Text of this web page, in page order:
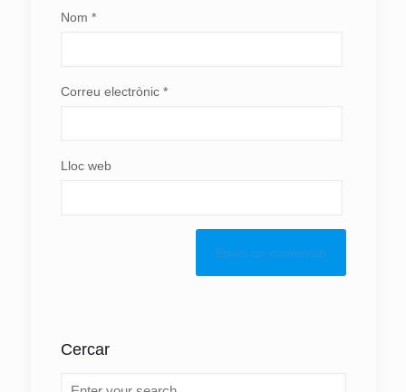
Nom *
Correu electrònic *
Lloc web
Cercar